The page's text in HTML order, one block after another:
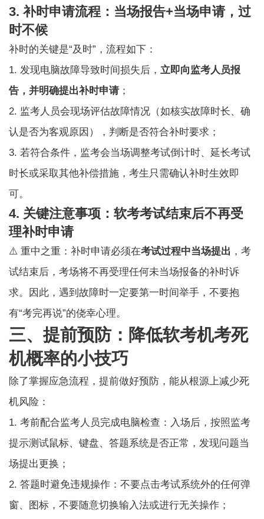
3. 补时申请流程：当场报告+当场申请，过
时不候
补时的关键是“及时”，流程如下：
1. 发现电脑故障导致时间损失后， 立即向监考人员报
告，并明确提出补时申请 ；
2. 监考人员会现场评估故障情况（如核实故障时长、确
认是否为客观原因），判断是否符合补时要求；
3. 若符合条件，监考会当场调整考试倒计时、延长考试
时长或采取其他补偿措施，考生只需确认补时生效即
可。
4. 关键注意事项：软考考试结束后不再受
理补时申请
⚠️ 重中之重：补时申请必须在考试过程中当场提出 ，考
试结束后，考场将不再受理任何未当场报备的补时诉
求。因此，遇到故障时一定要第一时间举手，不要抱
有“考完再说”的侥幸心理。
三、提前预防：降低软考机考死
机概率的小技巧
除了掌握应急流程，提前做好预防，能从根源上减少死
机风险：
1. 考前配合监考人员完成电脑检查：入场后，按照监考
提示测试鼠标、键盘、答题系统是否正常，发现问题当
场提出更换；
2. 答题时避免违规操作：不要点击考试系统外的任何弹
窗、图标，不要随意切换输入法或进行无关操作；